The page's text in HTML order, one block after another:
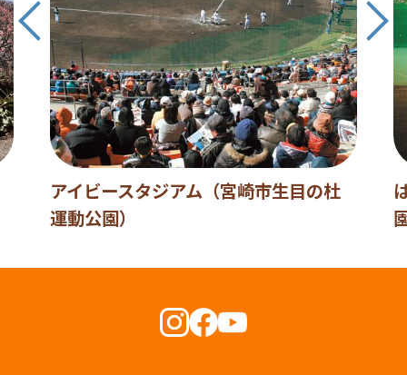
アイビースタジアム（宮崎市生目の杜
運動公園）